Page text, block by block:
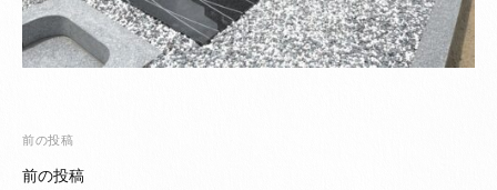
投
稿
前の投稿
前の投稿